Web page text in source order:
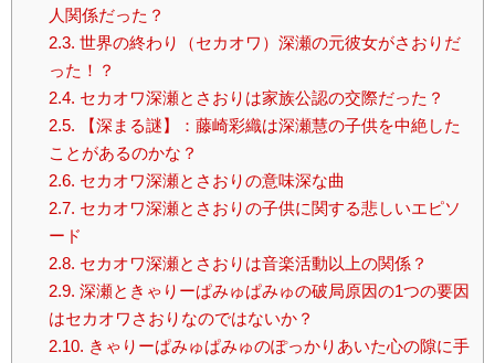
人関係だった？
2.3. 世界の終わり（セカオワ）深瀬の元彼女がさおりだ
った！？
2.4. セカオワ深瀬とさおりは家族公認の交際だった？
2.5. 【深まる謎】：藤崎彩織は深瀬慧の子供を中絶した
ことがあるのかな？
2.6. セカオワ深瀬とさおりの意味深な曲
2.7. セカオワ深瀬とさおりの子供に関する悲しいエピソ
ード
2.8. セカオワ深瀬とさおりは音楽活動以上の関係？
2.9. 深瀬ときゃりーぱみゅぱみゅの破局原因の1つの要因
はセカオワさおりなのではないか？
2.10. きゃりーぱみゅぱみゅのぽっかりあいた心の隙に手